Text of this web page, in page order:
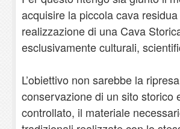
acquisire la piccola cava
realizzazione di una Cava
esclusivamente culturali,
L’obiettivo non sarebbe la
conservazione di un sito storico
controllato, il materiale